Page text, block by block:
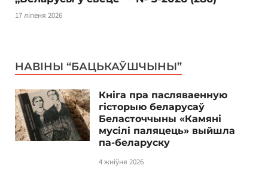
17 ліпеня 2026
НАВІНЫ “БАЦЬКАЎШЧЫНЫ”
Кніга пра пасляваенную
гісторыю беларусаў
Беласточчыны «Камяні
мусілі паляцець» выйшла
па-беларуску
4 жніўня 2026